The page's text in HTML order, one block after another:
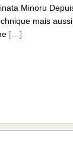
Minoru
mais
[…]